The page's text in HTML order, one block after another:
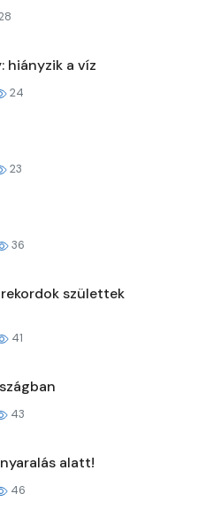
hiányzik a víz
24
23
36
születtek
41
43
alatt!
46